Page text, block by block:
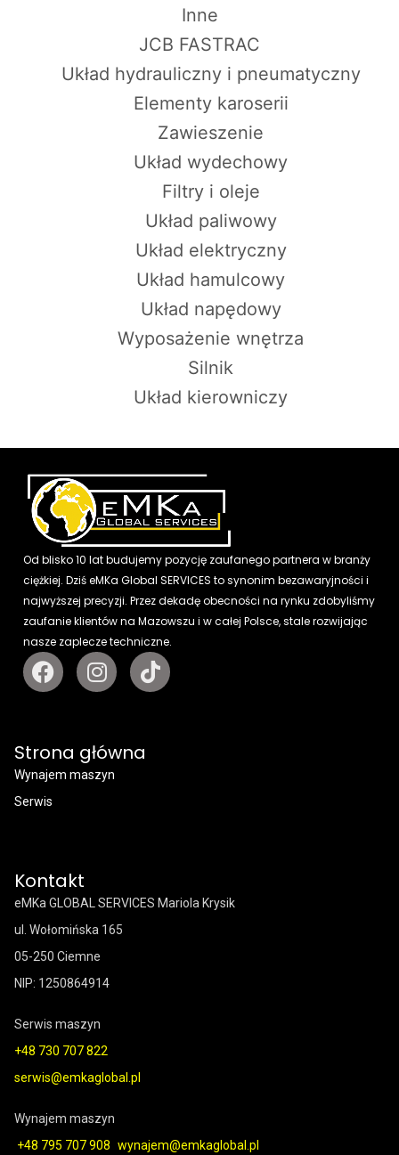
Inne
JCB FASTRAC
Układ hydrauliczny i pneumatyczny
Elementy karoserii
Zawieszenie
Układ wydechowy
Filtry i oleje
Układ paliwowy
Układ elektryczny
Układ hamulcowy
Układ napędowy
Wyposażenie wnętrza
Silnik
Układ kierowniczy
Od blisko 10 lat budujemy pozycję zaufanego partnera w branży
ciężkiej. Dziś eMKa Global SERVICES to synonim bezawaryjności i
najwyższej precyzji. Przez dekadę obecności na rynku zdobyliśmy
zaufanie klientów na Mazowszu i w całej Polsce, stale rozwijając
nasze zaplecze techniczne.
Strona główna
Wynajem maszyn
Serwis
Kontakt
eMKa GLOBAL SERVICES Mariola Krysik
ul. Wołomińska 165
05-250 Ciemne
NIP: 1250864914
Serwis maszyn
+48 730 707 822
serwis@emkaglobal.pl
Wynajem maszyn
+48 795 707 908 wynajem@emkaglobal.pl